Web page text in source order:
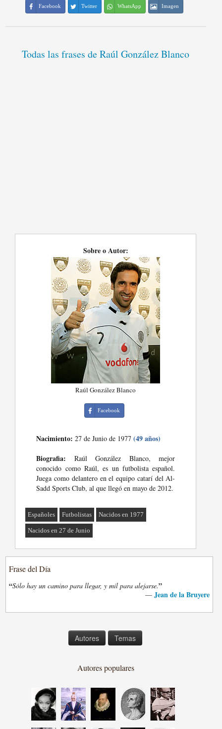
Facebook Twitter WhatsApp Imagen
Todas las frases de Raúl González Blanco
Sobre o Autor:
Raúl González Blanco
Facebook
Nacimiento: 27 de Junio de 1977(49 años)
Biografia: Raúl González Blanco, mejor
conocido como Raúl, es un futbolista español.
Juega como delantero en el equipo catarí del Al-
Sadd Sports Club, al que llegó en mayo de 2012.
Españoles Futbolistas Nacidos en 1977
Nacidos en 27 de Junio
Frase del Día
“Sólo hay un camino para llegar, y mil para alejarse.”
— Jean de la Bruyere
Autores Temas
Autores populares